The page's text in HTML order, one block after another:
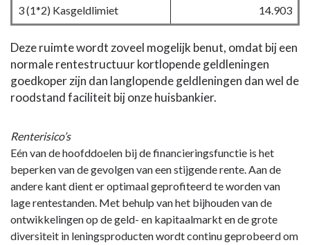
3 (1*2) Kasgeldlimiet 14.903
Deze ruimte wordt zoveel mogelijk benut, omdat bij een
normale rentestructuur kortlopende geldleningen
goedkoper zijn dan langlopende geldleningen dan wel de
roodstand faciliteit bij onze huisbankier.
Renterisico’s
Eén van de hoofddoelen bij de financieringsfunctie is het
beperken van de gevolgen van een stijgende rente. Aan de
andere kant dient er optimaal geprofiteerd te worden van
lage rentestanden. Met behulp van het bijhouden van de
ontwikkelingen op de geld- en kapitaalmarkt en de grote
diversiteit in leningsproducten wordt continu geprobeerd om